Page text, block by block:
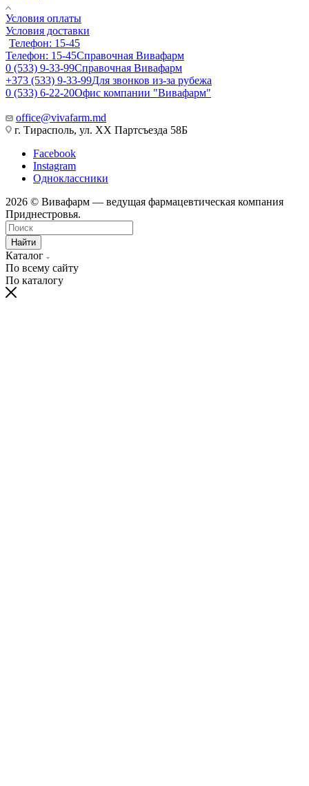
Условия оплаты
Условия доставки
Телефон: 15-45
Телефон: 15-45Справочная Вивафарм
0 (533) 9-33-99Справочная Вивафарм
+373 (533) 9-33-99Для звонков из-за рубежа
0 (533) 6-22-20Офис компании "Вивафарм"
office@vivafarm.md
г. Тирасполь, ул. ХХ Партсъезда 58Б
Facebook
Instagram
Одноклассники
2026 © Вивафарм — ведущая фармацевтическая компания
Приднестровья.
Найти
Каталог
По всему сайту
По каталогу